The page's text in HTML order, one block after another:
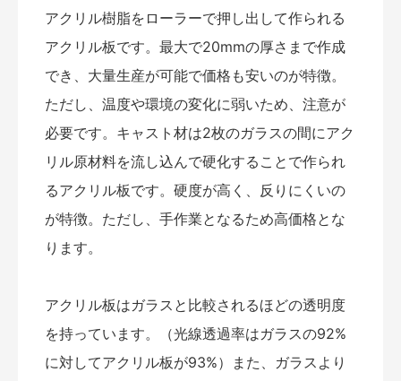
アクリル樹脂をローラーで押し出して作られる
アクリル板です。最大で20mmの厚さまで作成
でき、大量生産が可能で価格も安いのが特徴。
ただし、温度や環境の変化に弱いため、注意が
必要です。キャスト材は2枚のガラスの間にアク
リル原材料を流し込んで硬化することで作られ
るアクリル板です。硬度が高く、反りにくいの
が特徴。ただし、手作業となるため高価格とな
ります。
アクリル板はガラスと比較されるほどの透明度
を持っています。（光線透過率はガラスの92%
に対してアクリル板が93%）また、ガラスより